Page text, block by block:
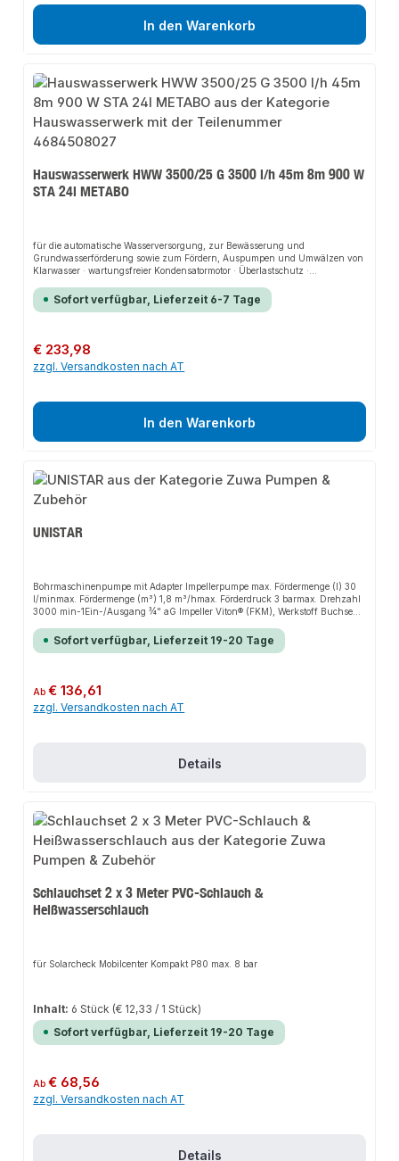
In den Warenkorb
Hauswasserwerk HWW 3500/25 G 3500 l/h 45m 8m 900 W
STA 24l METABO
für die automatische Wasserversorgung, zur Bewässerung und
Grundwasserförderung sowie zum Fördern, Auspumpen und Umwälzen von
Klarwasser · wartungsfreier Kondensatormotor · Überlastschutz ·
Inbetriebnahme · werkzeuglose Wasserablassschraube · Druckschalter für
automatische Aktivierung bei größerem WasserbedarfWeitere technische
Sofort verfügbar, Lieferzeit 6-7 Tage
Regulärer Preis:
€ 233,98
zzgl. Versandkosten nach AT
In den Warenkorb
UNISTAR
Bohrmaschinenpumpe mit Adapter Impellerpumpe max. Fördermenge (l) 30
l/minmax. Fördermenge (m³) 1,8 m³/hmax. Förderdruck 3 barmax. Drehzahl
3000 min-1Ein-/Ausgang ¾" aG Impeller Viton® (FKM), Werkstoff Buchse
Aluminium EN AW-6082/AC-43400 mit Adapter für Tiefenanschlag der
Bohrmaschine Gewicht 0,6 kg
Sofort verfügbar, Lieferzeit 19-20 Tage
Regulärer Preis:
Ab€ 136,61
zzgl. Versandkosten nach AT
Details
Schlauchset 2 x 3 Meter PVC-Schlauch &
Heißwasserschlauch
für Solarcheck Mobilcenter Kompakt P80 max. 8 bar
Inhalt: 6 Stück (€ 12,33 / 1 Stück)
Sofort verfügbar, Lieferzeit 19-20 Tage
Regulärer Preis:
Ab€ 68,56
zzgl. Versandkosten nach AT
Details